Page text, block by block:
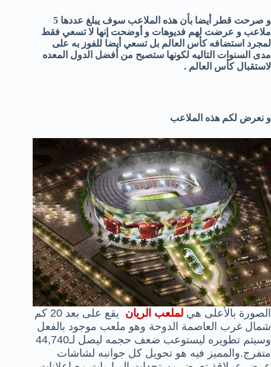
و صرحت قطر أيضا بأن هذه الملاعب سوف يبلغ عددها 5
ملاعب و عرضت لهم فديوهات و أوضحت إنها لا تسعي فقط
لمجرد استضافه كأس العالم بل تسعي أيضا للفوز به على
مدى السنوات التاليه لكونها ستصبح من أفضل الدول المعده
لاستقبال كأس العالم .
و نعرض لكم هذه الملاعب
الصورة بالأعلى هي لملعب الريان
يقع على بعد 20 كم
شمال غرب العاصمة الدوحة وهو ملعب موجود بالفعل
وسيتم تطويره ليستوعب ضعف حجمه ليصل لـ44,740
متفرج.والمميز فيه هو تحويل كل جوانبه لشاشات